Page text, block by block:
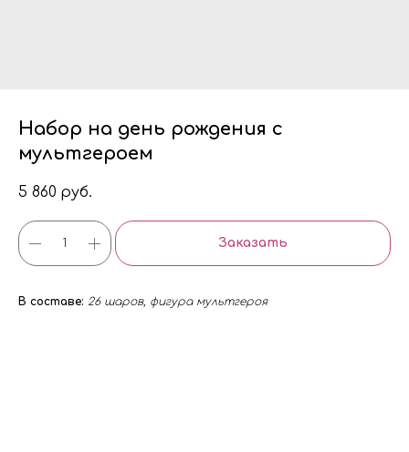
Набор на день рождения с
мультгероем
5 860 руб.
Заказать
В составе: 26 шаров, фигура мультгероя